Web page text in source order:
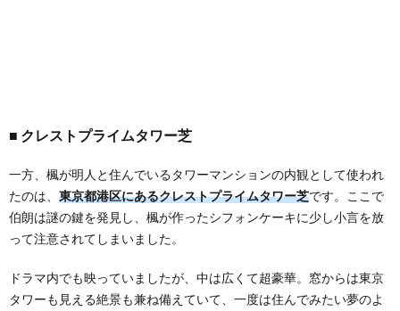
クレストプライムタワー芝
一方、楓が明人と住んでいるタワーマンションの内観として使われ
たのは、 東京都港区にあるクレストプライムタワー芝です。ここで
伯朗は謎の鍵を発見し、楓が作ったシフォンケーキに少し小言を放
って注意されてしまいました。
ドラマ内でも映っていましたが、中は広くて超豪華。窓からは東京
タワーも見える絶景も兼ね備えていて、一度は住んでみたい夢のよ